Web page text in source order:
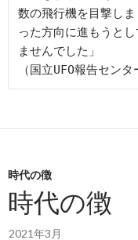
数の飛行機を目撃し
った方向に進もうと
ませんでした」
（国立UFO報告センタ
時代の徴
時代の徴
2021年3月